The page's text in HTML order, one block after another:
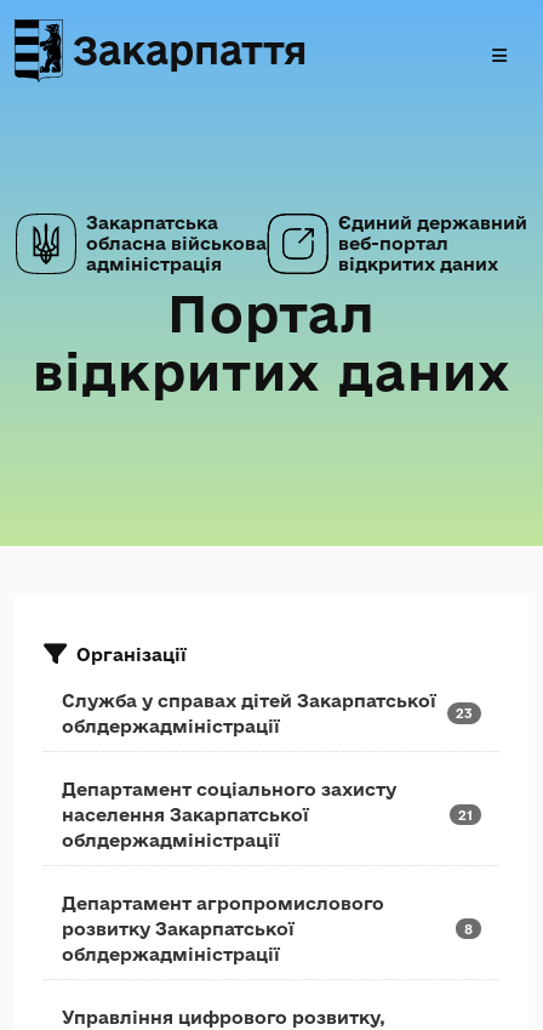
Закарпаття
Закарпатська
обласна військова
адміністрація
Єдиний державний
веб-портал
відкритих даних
Портал
відкритих даних
Організації
Служба у справах дітей Закарпатської
облдержадміністрації
23
Департамент соціального захисту
населення Закарпатської
облдержадміністрації
21
Департамент агропромислового
розвитку Закарпатської
облдержадміністрації
8
Управління цифрового розвитку,